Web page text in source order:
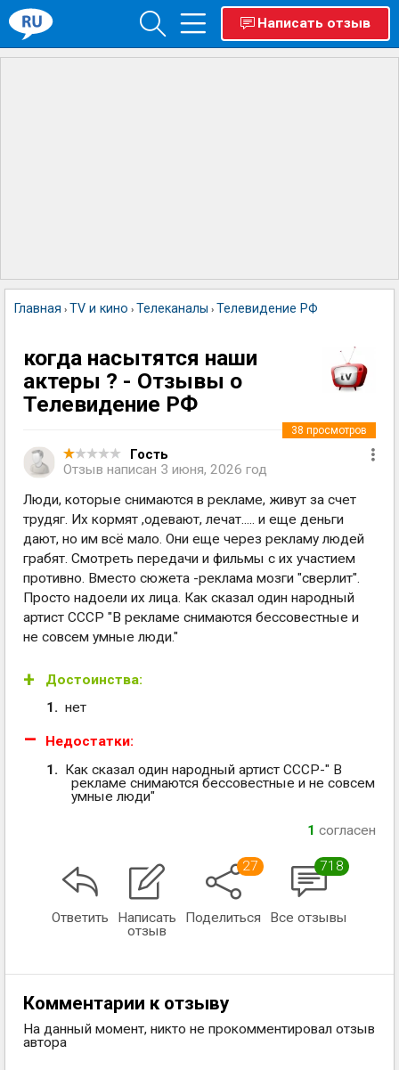
Написать отзыв
Главная › TV и кино › Телеканалы › Телевидение РФ
когда насытятся наши
актеры ? - Отзывы о
Телевидение РФ
Гость
Отзыв написан 3 июня, 2026 год
38 просмотров
Люди, которые снимаются в рекламе, живут за счет
трудяг. Их кормят ,одевают, лечат..... и еще деньги
дают, но им всё мало. Они еще через рекламу людей
грабят. Смотреть передачи и фильмы с их участием
противно. Вместо сюжета -реклама мозги "сверлит".
Просто надоели их лица. Как сказал один народный
артист СССР "В рекламе снимаются бессовестные и
не совсем умные люди."
Достоинства:
нет
Недостатки:
Как сказал один народный артист СССР-" В
рекламе снимаются бессовестные и не совсем
умные люди"
1 согласен
Ответить
Написать
отзыв
27
Поделиться
718
Все отзывы
Комментарии к отзыву
На данный момент, никто не прокомментировал отзыв
автора